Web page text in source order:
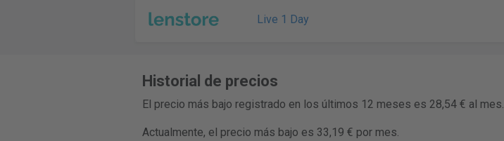
Live 1 Day
Historial de precios
El precio más bajo registrado en los últimos 12 meses es 28,54 € al mes.
Actualmente, el precio más bajo es 33,19 € por mes.